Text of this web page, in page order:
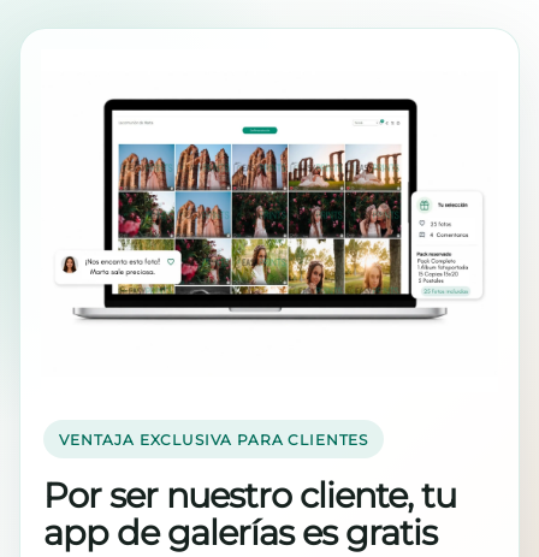
VENTAJA EXCLUSIVA PARA CLIENTES
Por ser nuestro cliente, tu
app de galerías es gratis